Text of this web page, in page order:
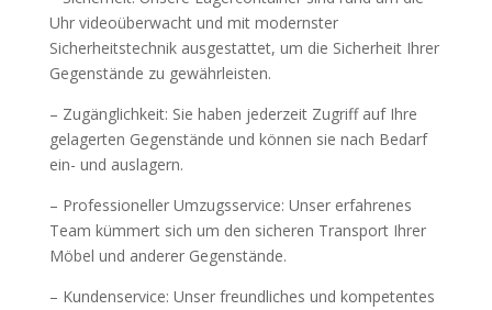
Uhr videoüberwacht und mit modernster
Sicherheitstechnik ausgestattet, um die Sicherheit Ihrer
Gegenstände zu gewährleisten.
– Zugänglichkeit: Sie haben jederzeit Zugriff auf Ihre
gelagerten Gegenstände und können sie nach Bedarf
ein- und auslagern.
– Professioneller Umzugsservice: Unser erfahrenes
Team kümmert sich um den sicheren Transport Ihrer
Möbel und anderer Gegenstände.
– Kundenservice: Unser freundliches und kompetentes